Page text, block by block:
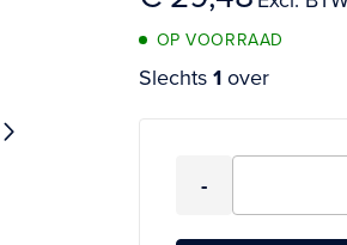
OP VOORRAAD
Slechts1over
-